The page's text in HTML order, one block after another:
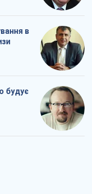
в
будує